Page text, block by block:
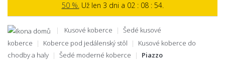
50 %. Už len 3 dni a 02 : 08 : 53.
Kusové koberce
Šedé kusové
koberce
Koberce pod jedálenský stôl
Kusové koberce do
chodby a haly
Šedé moderné koberce Piazzo